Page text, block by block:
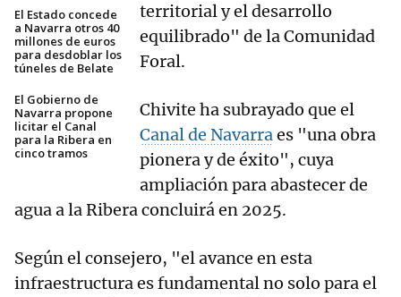
El Estado concede
a Navarra otros 40
millones de euros
para desdoblar los
túneles de Belate
El Gobierno de
Navarra propone
licitar el Canal
para la Ribera en
cinco tramos
territorial y el desarrollo
equilibrado" de la Comunidad
Foral.
Chivite ha subrayado que el
Canal de Navarraes "una obra
pionera y de éxito", cuya
ampliación para abastecer de
agua a la Ribera concluirá en 2025.
Según el consejero, "el avance en esta
infraestructura es fundamental no solo para el